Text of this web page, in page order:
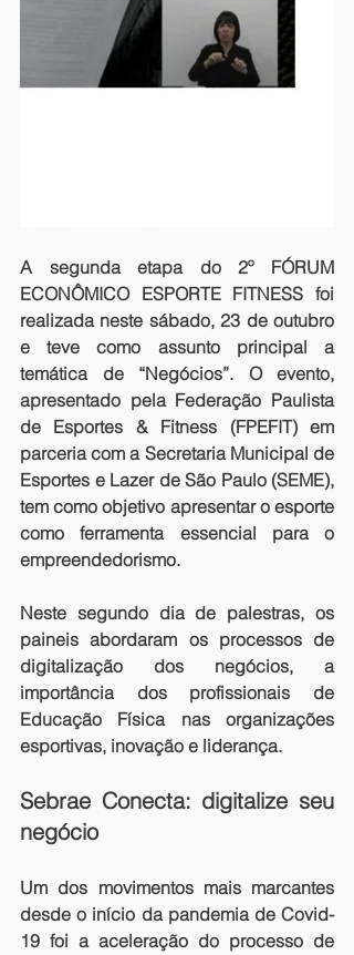
A segunda etapa do 2º FÓRUM
ECONÔMICO ESPORTE FITNESS foi
realizada neste sábado, 23 de outubro
e teve como assunto principal a
temática de “Negócios”. O evento,
apresentado pela Federação Paulista
de Esportes & Fitness (FPEFIT) em
parceria com a Secretaria Municipal de
Esportes e Lazer de São Paulo (SEME),
tem como objetivo apresentar o esporte
como ferramenta essencial para o
empreendedorismo.
Neste segundo dia de palestras, os
paineis abordaram os processos de
digitalização dos negócios, a
importância dos profissionais de
Educação Física nas organizações
esportivas, inovação e liderança.
Sebrae Conecta: digitalize seu
negócio
Um dos movimentos mais marcantes
desde o início da pandemia de Covid-
19 foi a aceleração do processo de